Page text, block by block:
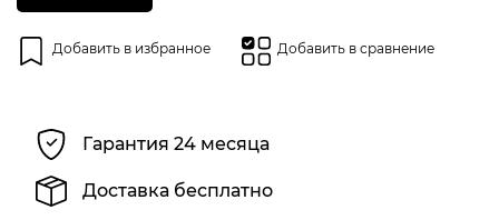
Добавить в избранное Добавить в сравнение
Гарантия 24 месяца
Доставка бесплатно